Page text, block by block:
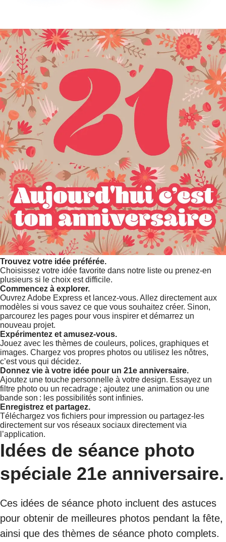
Trouvez votre idée préférée.
Choisissez votre idée favorite dans notre liste ou prenez-en
plusieurs si le choix est difficile.
Commencez à explorer.
Ouvrez Adobe Express et lancez-vous. Allez directement aux
modèles si vous savez ce que vous souhaitez créer. Sinon,
parcourez les pages pour vous inspirer et démarrez un
nouveau projet.
Expérimentez et amusez-vous.
Jouez avec les thèmes de couleurs, polices, graphiques et
images. Chargez vos propres photos ou utilisez les nôtres,
c’est vous qui décidez.
Donnez vie à votre idée pour un 21e anniversaire.
Ajoutez une touche personnelle à votre design. Essayez un
filtre photo ou un recadrage ; ajoutez une animation ou une
bande son : les possibilités sont infinies.
Enregistrez et partagez.
Téléchargez vos fichiers pour impression ou partagez-les
directement sur vos réseaux sociaux directement via
l’application.
Idées de séance photo
spéciale 21e anniversaire.
Ces idées de séance photo incluent des astuces
pour obtenir de meilleures photos pendant la fête,
ainsi que des thèmes de séance photo complets.